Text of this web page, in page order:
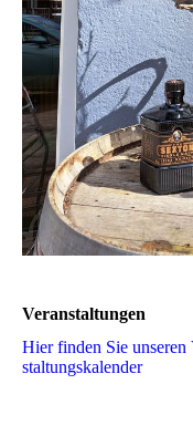
Veranstaltungen
Hier finden Sie
stal­tungs­ka­len­der